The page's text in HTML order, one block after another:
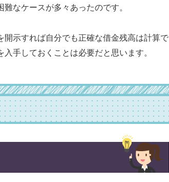
なケースが多々あったのです。
示すれば自分でも正確な借金残高は計算で
手しておくことは必要だと思います。